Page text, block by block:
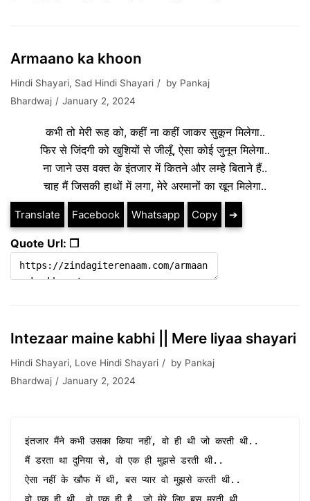
Armaano ka khoon
Hindi Shayari, Sad Hindi Shayari by Pankaj
Bhardwaj
January 2, 2024
कभी तो मेरी रूह को, कहीं ना कहीं जाकर सुकून मिलेगा..
फिर से जिंदगी को खुशियों से जीलूँ, ऐसा कोई जुनून मिलेगा..
ना जाने उस वक्त के इंतजार में कितने और लम्हे बिताने हैं..
चाह मैं जिसकी हाथों में लगा, मेरे अरमानों का खून मिलेगा..
Translate Facebook Whatsapp Copy ➔
Quote Url: ❐
Intezaar maine kabhi || Mere liyaa shayari
Hindi Shayari, Love Hindi Shayari by Pankaj
Bhardwaj
January 2, 2024
इंतजार मैंने कभी उसका किया नहीं, वो ही थी जो करती थी..
मैं डरता था दुनिया से, वो एक ही मुझसे डरती थी..
ऐसा नहीं के खौफ में थी, बस प्यार वो मुझसे करती थी..